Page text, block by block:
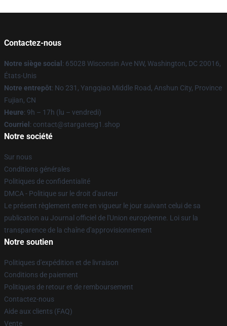
Contactez-nous
Notre siège social : 65028 Wisconsin Ave NW, Washington, DC 20016,
États-Unis
Notre entrepôt: No 231, Yangqiao Middle Road, Anshun City, Province
Fujian, CN
Heure: 9h – 17h (lu – vendredi)
Courriel : contact@stargatesg1.shop
Notre société
Sur nous
Conditions générales
Politiques de confidentialité
DMCA - Politique sur le droit d'auteur
Le présent règlement entre en vigueur le jour suivant celui de sa
publication au Journal officiel de l'Union européenne. Loi sur la
transparence de la chaîne d'approvisionnement
Notre soutien
Politiques d'expédition et de livraison
Conditions de paiement
Politiques de retour et de remboursement
Contactez-nous
Aide aux clients (FAQ)
Vente